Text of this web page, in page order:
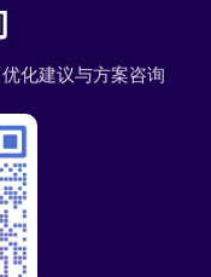
化建议与方案咨询